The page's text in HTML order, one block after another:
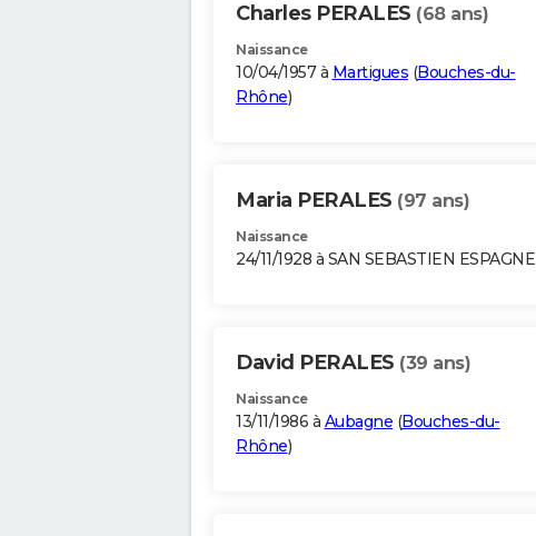
Charles PERALES (68 ans)
Naissance
10/04/1957 à Martigues (Bouches-du-
Rhône)
Maria PERALES (97 ans)
Naissance
24/11/1928 à SAN SEBASTIEN ESPAGNE
David PERALES (39 ans)
Naissance
13/11/1986 à Aubagne (Bouches-du-
Rhône)